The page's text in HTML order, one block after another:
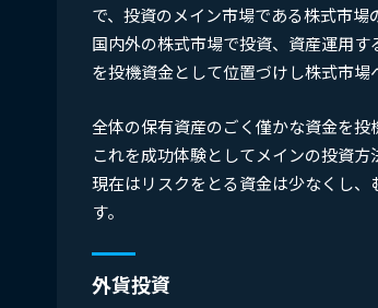
で、投資のメイン市場である株式市場
国内外の株式市場で投資、資産運用
を投機資金として位置づけし株式市場
全体の保有資産のごく僅かな資金を投
これを成功体験としてメインの投資方
現在はリスクをとる資金は少なくし
す。
外貨投資